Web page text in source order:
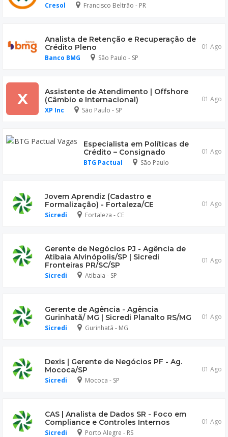
Cresol Francisco Beltrão - PR
Analista de Retenção e Recuperação de
Crédito Pleno
Banco BMG São Paulo - SP
01 Ago
X
Assistente de Atendimento | Offshore
(Câmbio e Internacional)
XP Inc São Paulo - SP
01 Ago
Especialista em Políticas de
Crédito – Consignado
BTG Pactual São Paulo
01 Ago
Jovem Aprendiz (Cadastro e
Formalização) - Fortaleza/CE
Sicredi Fortaleza - CE
01 Ago
Gerente de Negócios PJ - Agência de
Atibaia Alvinópolis/SP | Sicredi
Fronteiras PR/SC/SP
Sicredi Atibaia - SP
01 Ago
Gerente de Agência - Agência
Gurinhatã/ MG | Sicredi Planalto RS/MG
Sicredi Gurinhatã - MG
01 Ago
Dexis | Gerente de Negócios PF - Ag.
Mococa/SP
Sicredi Mococa - SP
01 Ago
CAS | Analista de Dados SR - Foco em
Compliance e Controles Internos
Sicredi Porto Alegre - RS
01 Ago